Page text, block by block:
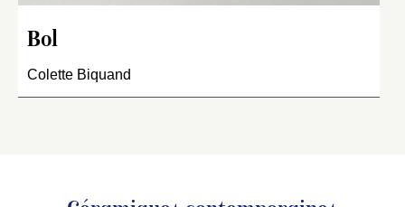
Bol
Colette Biquand